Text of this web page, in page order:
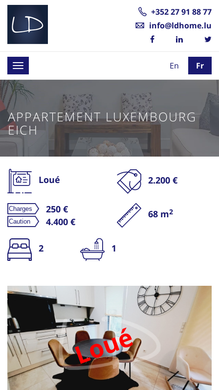
+352 27 91 88 77
info@ldhome.lu
Toggle
navigation
En Fr
APPARTEMENT LUXEMBOURG
EICH
Loué 2.200 €
250 €
4.400 €
68 m2
2 1
Loué